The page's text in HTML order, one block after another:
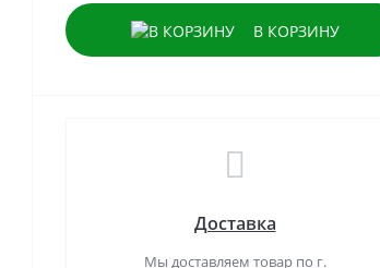
В КОРЗИНУ
Доставка
Мы доставляем товар по г.